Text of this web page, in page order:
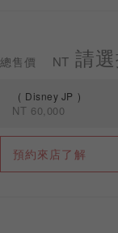
總售價 NT 請
Disney JP
NT 60,000
規格
Disney JP
預約來店了解